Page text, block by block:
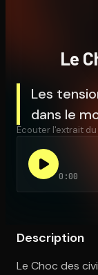
Ouvre
Le
Les
dans le
Écouter l'extrait
0:00
Description
Le Choc des